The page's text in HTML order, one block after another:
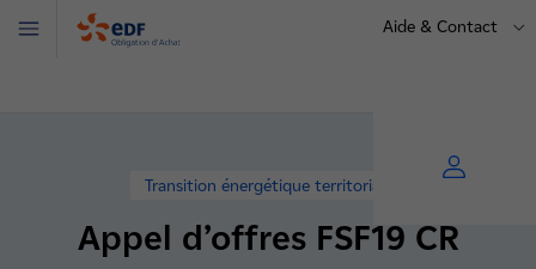
Aide & Contact
Menu
Appel d’offres FSF19 CR
Transition énergétique territoriale